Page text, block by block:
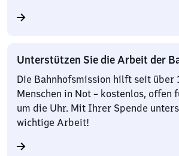
Unterstützen Sie die Arbeit der
Die Bahnhofsmission hilft seit über
Menschen in Not – kostenlos, offen
um die Uhr. Mit Ihrer Spende
wichtige Arbeit!